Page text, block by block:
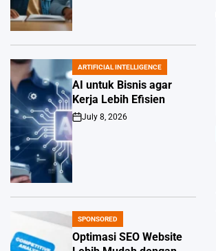
POSTED
IN
ARTIFICIAL INTELLIGENCE
AI untuk Bisnis agar
Kerja Lebih Efisien
Post
Date
July 8, 2026
POSTED
IN
SPONSORED
Optimasi SEO Website